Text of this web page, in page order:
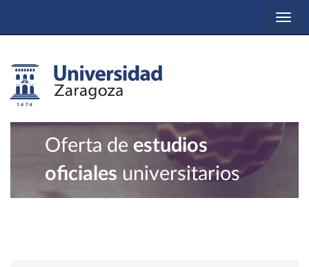
Oferta de estudios
oficiales universitarios